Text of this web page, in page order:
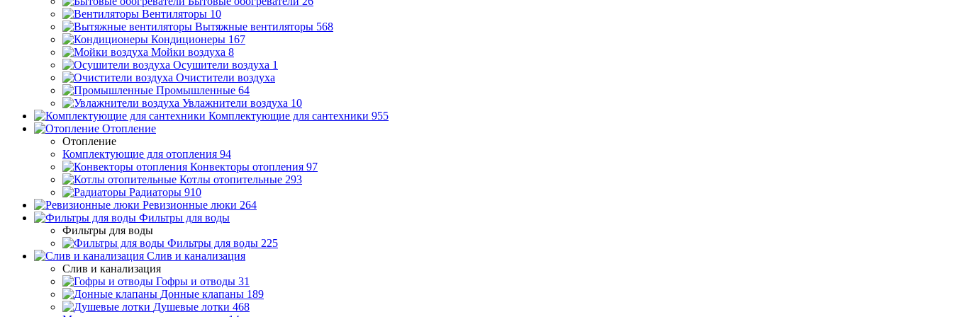
Вентиляторы 10
Вытяжные вентиляторы 568
Кондиционеры 167
Мойки воздуха 8
Осушители воздуха 1
Очистители воздуха
Промышленные 64
Увлажнители воздуха 10
Комплектующие для сантехники 955
Отопление
Отопление
Комплектующие для отопления 94
Конвекторы отопления 97
Котлы отопительные 293
Радиаторы 910
Ревизионные люки 264
Фильтры для воды
Фильтры для воды
Фильтры для воды 225
Слив и канализация
Слив и канализация
Гофры и отводы 31
Донные клапаны 189
Душевые лотки 468